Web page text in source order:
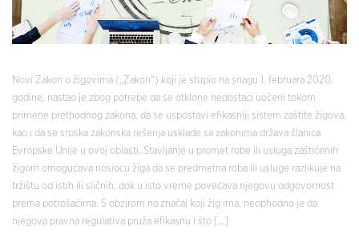
Novi Zakon o žigovima („Zakon“) koji je stupio na snagu 1. februara 2020.
godine, nastao je zbog potrebe da se otklone nedostaci uočeni tokom
primene prethodnog zakona, da se uspostavi efikasniji sistem zaštite žigova,
kao i da se srpska zakonska rešenja usklade sa zakonima država članica
Evropske Unije u ovoj oblasti. Stavljanje u promet robe ili usluga zaštićenih
žigom omogućava nosiocu žiga da se predmetna roba ili usluge razlikuje na
tržištu od istih ili sličnih, dok u isto vreme povećava njegovu odgovornost
prema potrošačima. S obzirom na značaj koji žig ima, neophodno je da
njegova pravna regulativa pruža efikasnu i što […]